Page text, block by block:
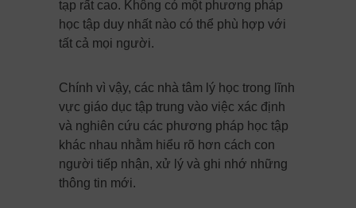
tạp rất cao. Không có một phương pháp
học tập duy nhất nào có thể phù hợp với
tất cả mọi người.
Chính vì vậy, các nhà tâm lý học trong lĩnh
vực giáo dục tập trung vào việc xác định
và nghiên cứu các phương pháp học tập
khác nhau nhằm hiểu rõ hơn cách con
người tiếp nhận, xử lý và ghi nhớ những
thông tin mới.